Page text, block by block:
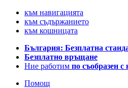
към навигацията
към съдържанието
към кошницата
България: Безплатна
Безплатно връщане
Ние работим по съобразен
Помощ